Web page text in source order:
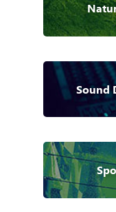
Sound